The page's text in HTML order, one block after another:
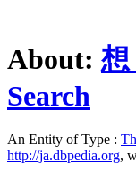
About:
Search
An Entity of Type :
http://ja.dbpedia.org,